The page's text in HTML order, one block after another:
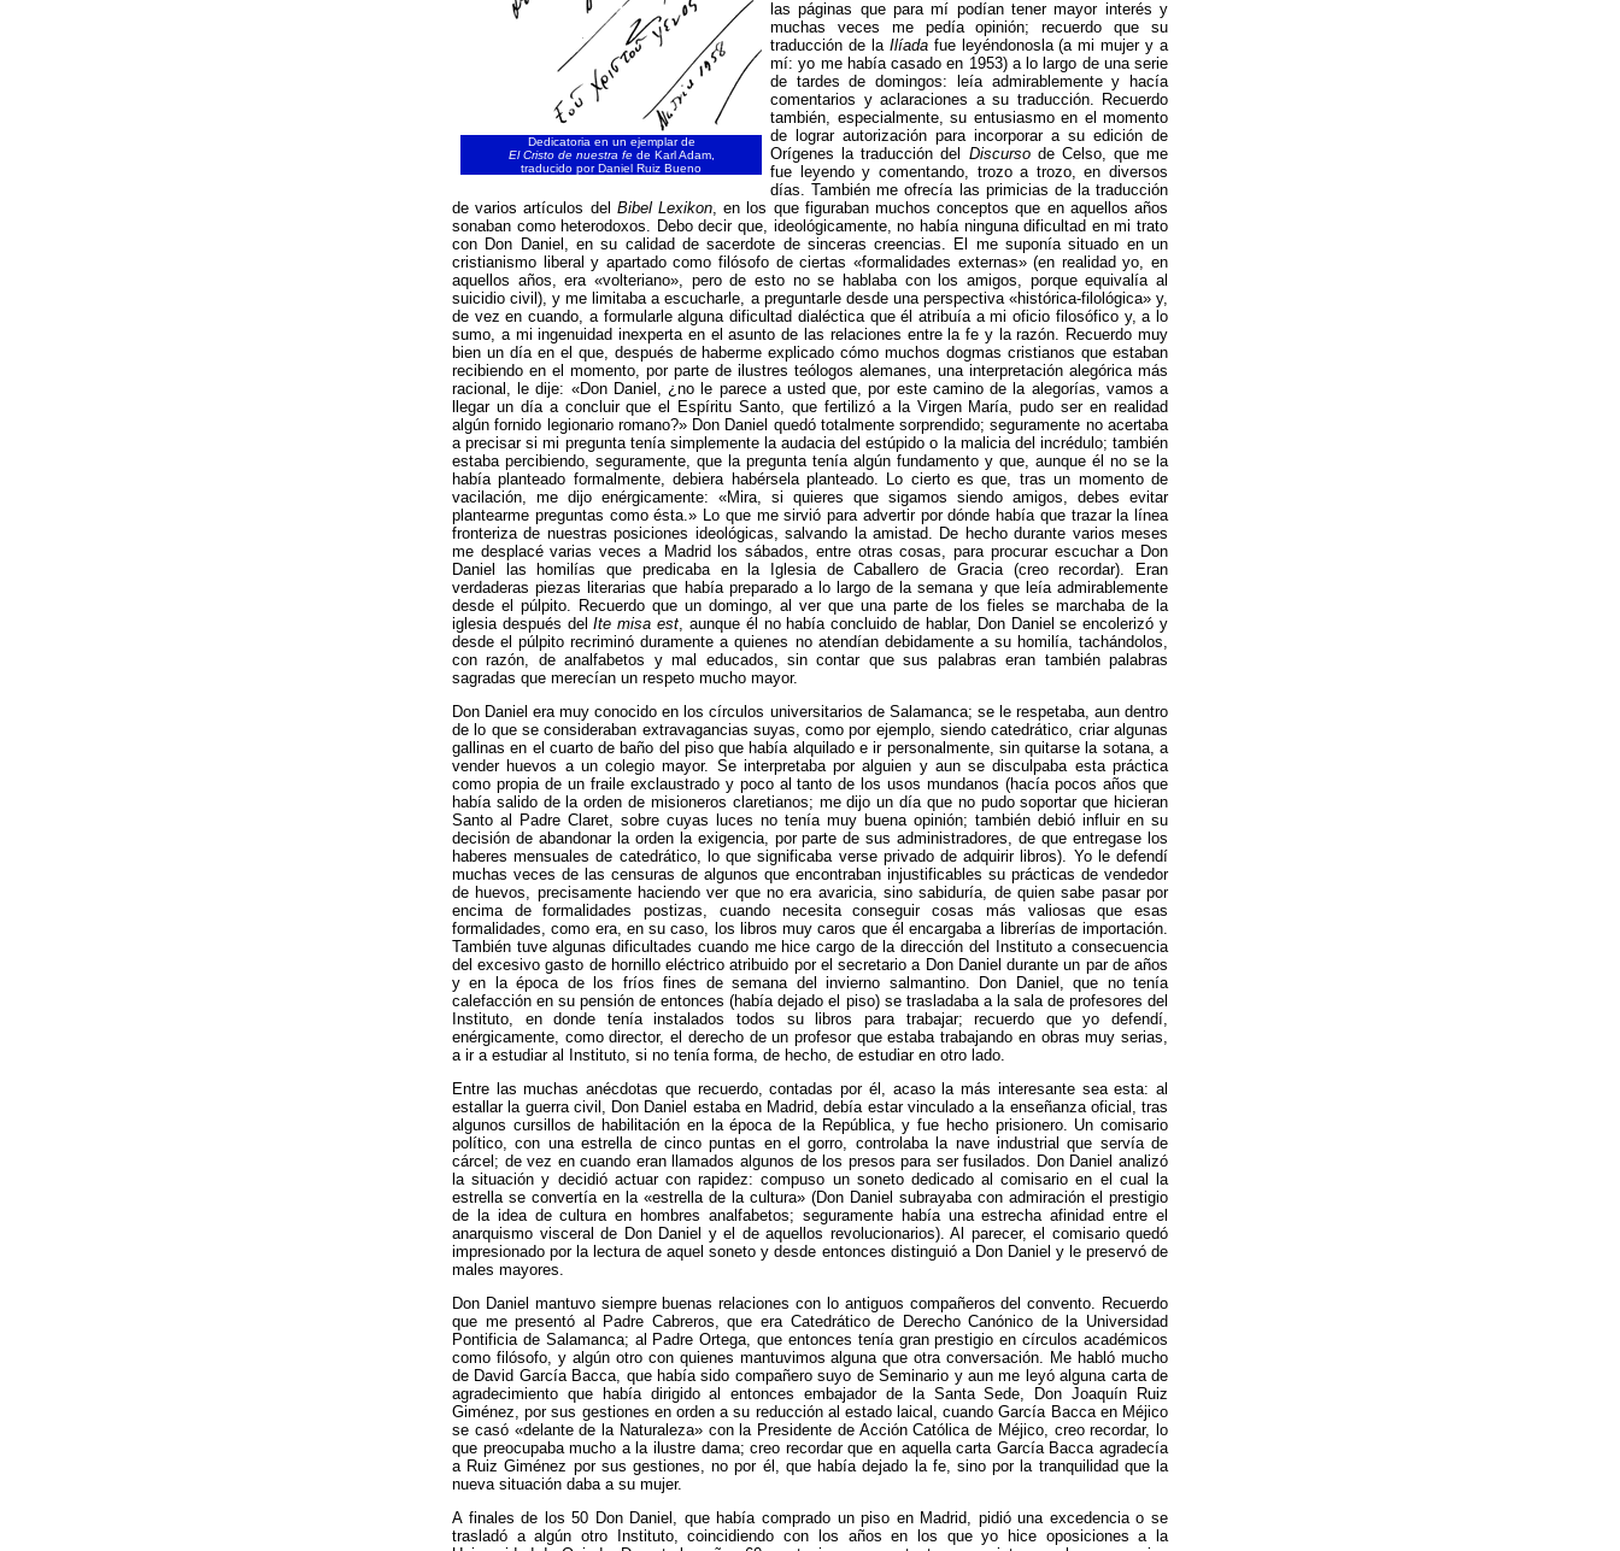
Dedicatoria en un ejemplar de
El Cristo de nuestra fede Karl Adam,
traducido por Daniel Ruiz Bueno
las páginas que para mí podían tener mayor interés y
muchas veces me pedía opinión; recuerdo que su
traducción de la Ilíadafue leyéndonosla (a mi mujer y a
mí: yo me había casado en 1953) a lo largo de una serie
de tardes de domingos: leía admirablemente y hacía
comentarios y aclaraciones a su traducción. Recuerdo
también, especialmente, su entusiasmo en el momento
de lograr autorización para incorporar a su edición de
Orígenes la traducción del Discursode Celso, que me
fue leyendo y comentando, trozo a trozo, en diversos
días. También me ofrecía las primicias de la traducción
de varios artículos del Bibel Lexikon, en los que figuraban muchos conceptos que en aquellos años
sonaban como heterodoxos. Debo decir que, ideológicamente, no había ninguna dificultad en mi trato
con Don Daniel, en su calidad de sacerdote de sinceras creencias. El me suponía situado en un
cristianismo liberal y apartado como filósofo de ciertas «formalidades externas» (en realidad yo, en
aquellos años, era «volteriano», pero de esto no se hablaba con los amigos, porque equivalía al
suicidio civil), y me limitaba a escucharle, a preguntarle desde una perspectiva «histórica-filológica» y,
de vez en cuando, a formularle alguna dificultad dialéctica que él atribuía a mi oficio filosófico y, a lo
sumo, a mi ingenuidad inexperta en el asunto de las relaciones entre la fe y la razón. Recuerdo muy
bien un día en el que, después de haberme explicado cómo muchos dogmas cristianos que estaban
recibiendo en el momento, por parte de ilustres teólogos alemanes, una interpretación alegórica más
racional, le dije: «Don Daniel, ¿no le parece a usted que, por este camino de la alegorías, vamos a
llegar un día a concluir que el Espíritu Santo, que fertilizó a la Virgen María, pudo ser en realidad
algún fornido legionario romano?» Don Daniel quedó totalmente sorprendido; seguramente no acertaba
a precisar si mi pregunta tenía simplemente la audacia del estúpido o la malicia del incrédulo; también
estaba percibiendo, seguramente, que la pregunta tenía algún fundamento y que, aunque él no se la
había planteado formalmente, debiera habérsela planteado. Lo cierto es que, tras un momento de
vacilación, me dijo enérgicamente: «Mira, si quieres que sigamos siendo amigos, debes evitar
plantearme preguntas como ésta.» Lo que me sirvió para advertir por dónde había que trazar la línea
fronteriza de nuestras posiciones ideológicas, salvando la amistad. De hecho durante varios meses
me desplacé varias veces a Madrid los sábados, entre otras cosas, para procurar escuchar a Don
Daniel las homilías que predicaba en la Iglesia de Caballero de Gracia (creo recordar). Eran
verdaderas piezas literarias que había preparado a lo largo de la semana y que leía admirablemente
desde el púlpito. Recuerdo que un domingo, al ver que una parte de los fieles se marchaba de la
iglesia después delIte misa est, aunque él no había concluido de hablar, Don Daniel se encolerizó y
desde el púlpito recriminó duramente a quienes no atendían debidamente a su homilía, tachándolos,
con razón, de analfabetos y mal educados, sin contar que sus palabras eran también palabras
sagradas que merecían un respeto mucho mayor.
Don Daniel era muy conocido en los círculos universitarios de Salamanca; se le respetaba, aun dentro
de lo que se consideraban extravagancias suyas, como por ejemplo, siendo catedrático, criar algunas
gallinas en el cuarto de baño del piso que había alquilado e ir personalmente, sin quitarse la sotana, a
vender huevos a un colegio mayor. Se interpretaba por alguien y aun se disculpaba esta práctica
como propia de un fraile exclaustrado y poco al tanto de los usos mundanos (hacía pocos años que
había salido de la orden de misioneros claretianos; me dijo un día que no pudo soportar que hicieran
Santo al Padre Claret, sobre cuyas luces no tenía muy buena opinión; también debió influir en su
decisión de abandonar la orden la exigencia, por parte de sus administradores, de que entregase los
haberes mensuales de catedrático, lo que significaba verse privado de adquirir libros). Yo le defendí
muchas veces de las censuras de algunos que encontraban injustificables su prácticas de vendedor
de huevos, precisamente haciendo ver que no era avaricia, sino sabiduría, de quien sabe pasar por
encima de formalidades postizas, cuando necesita conseguir cosas más valiosas que esas
formalidades, como era, en su caso, los libros muy caros que él encargaba a librerías de importación.
También tuve algunas dificultades cuando me hice cargo de la dirección del Instituto a consecuencia
del excesivo gasto de hornillo eléctrico atribuido por el secretario a Don Daniel durante un par de años
y en la época de los fríos fines de semana del invierno salmantino. Don Daniel, que no tenía
calefacción en su pensión de entonces (había dejado el piso) se trasladaba a la sala de profesores del
Instituto, en donde tenía instalados todos su libros para trabajar; recuerdo que yo defendí,
enérgicamente, como director, el derecho de un profesor que estaba trabajando en obras muy serias,
a ir a estudiar al Instituto, si no tenía forma, de hecho, de estudiar en otro lado.
Entre las muchas anécdotas que recuerdo, contadas por él, acaso la más interesante sea esta: al
estallar la guerra civil, Don Daniel estaba en Madrid, debía estar vinculado a la enseñanza oficial, tras
algunos cursillos de habilitación en la época de la República, y fue hecho prisionero. Un comisario
político, con una estrella de cinco puntas en el gorro, controlaba la nave industrial que servía de
cárcel; de vez en cuando eran llamados algunos de los presos para ser fusilados. Don Daniel analizó
la situación y decidió actuar con rapidez: compuso un soneto dedicado al comisario en el cual la
estrella se convertía en la «estrella de la cultura» (Don Daniel subrayaba con admiración el prestigio
de la idea de cultura en hombres analfabetos; seguramente había una estrecha afinidad entre el
anarquismo visceral de Don Daniel y el de aquellos revolucionarios). Al parecer, el comisario quedó
impresionado por la lectura de aquel soneto y desde entonces distinguió a Don Daniel y le preservó de
males mayores.
Don Daniel mantuvo siempre buenas relaciones con lo antiguos compañeros del convento. Recuerdo
que me presentó al Padre Cabreros, que era Catedrático de Derecho Canónico de la Universidad
Pontificia de Salamanca; al Padre Ortega, que entonces tenía gran prestigio en círculos académicos
como filósofo, y algún otro con quienes mantuvimos alguna que otra conversación. Me habló mucho
de David García Bacca, que había sido compañero suyo de Seminario y aun me leyó alguna carta de
agradecimiento que había dirigido al entonces embajador de la Santa Sede, Don Joaquín Ruiz
Giménez, por sus gestiones en orden a su reducción al estado laical, cuando García Bacca en Méjico
se casó «delante de la Naturaleza» con la Presidente de Acción Católica de Méjico, creo recordar, lo
que preocupaba mucho a la ilustre dama; creo recordar que en aquella carta García Bacca agradecía
a Ruiz Giménez por sus gestiones, no por él, que había dejado la fe, sino por la tranquilidad que la
nueva situación daba a su mujer.
A finales de los 50 Don Daniel, que había comprado un piso en Madrid, pidió una excedencia o se
trasladó a algún otro Instituto, coincidiendo con los años en los que yo hice oposiciones a la